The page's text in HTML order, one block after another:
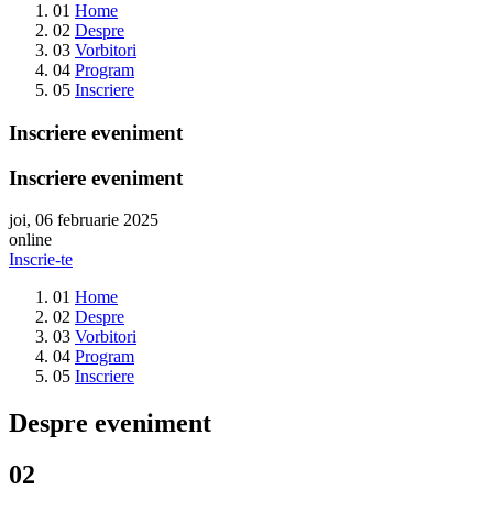
01 Home
02 Despre
03 Vorbitori
04 Program
05 Inscriere
Inscriere eveniment
Inscriere eveniment
joi, 06 februarie 2025
online
Inscrie-te
01 Home
02 Despre
03 Vorbitori
04 Program
05 Inscriere
Despre eveniment
02